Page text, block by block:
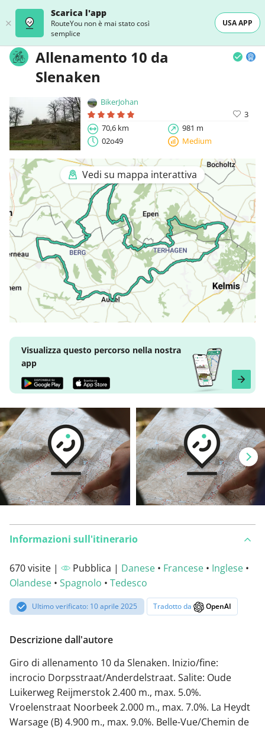
Scarica l'app
RouteYou non è mai stato così
semplice
USA APP
Allenamento 10 da
Slenaken
BikerJohan
3
70,6 km
981 m
02o49
Medium
Vedi su mappa interattiva
Visualizza questo percorso nella nostra
app
Informazioni sull'itinerario
670 visite | Pubblica | Danese • Francese • Inglese •
Olandese • Spagnolo • Tedesco
Ultimo verificato: 10 aprile 2025 Tradotto da OpenAI
Descrizione dall'autore
Giro di allenamento 10 da Slenaken. Inizio/fine:
incrocio Dorpsstraat/Anderdelstraat. Salite: Oude
Luikerweg Reijmerstok 2.400 m., max. 5.0%.
Vroelenstraat Noorbeek 2.000 m., max. 7.0%. La Heydt
Warsage (B) 4.900 m., max. 9.0%. Belle-Vue/Chemin de